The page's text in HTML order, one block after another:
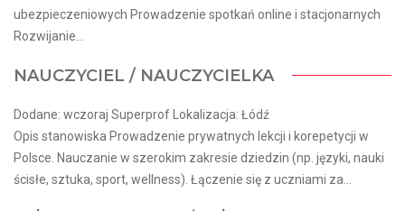
ubezpieczeniowych Prowadzenie spotkań online i stacjonarnych
Rozwijanie...
NAUCZYCIEL / NAUCZYCIELKA
Dodane: wczoraj Superprof Lokalizacja: Łódź
Opis stanowiska Prowadzenie prywatnych lekcji i korepetycji w
Polsce. Nauczanie w szerokim zakresie dziedzin (np. języki, nauki
ścisłe, sztuka, sport, wellness). Łączenie się z uczniami za...